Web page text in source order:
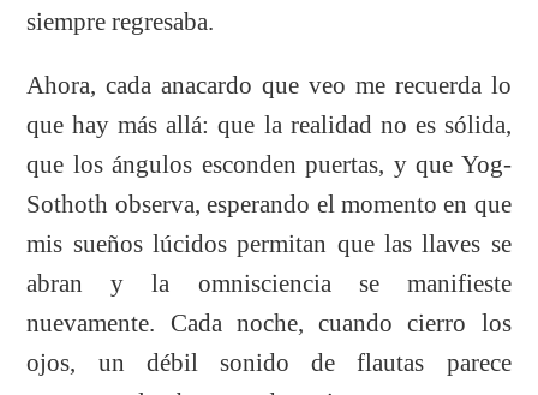
siempre regresaba.
Ahora, cada anacardo que veo me recuerda lo
que hay más allá: que la realidad no es sólida,
que los ángulos esconden puertas, y que Yog-
Sothoth observa, esperando el momento en que
mis sueños lúcidos permitan que las llaves se
abran y la omnisciencia se manifieste
nuevamente. Cada noche, cuando cierro los
ojos, un débil sonido de flautas parece